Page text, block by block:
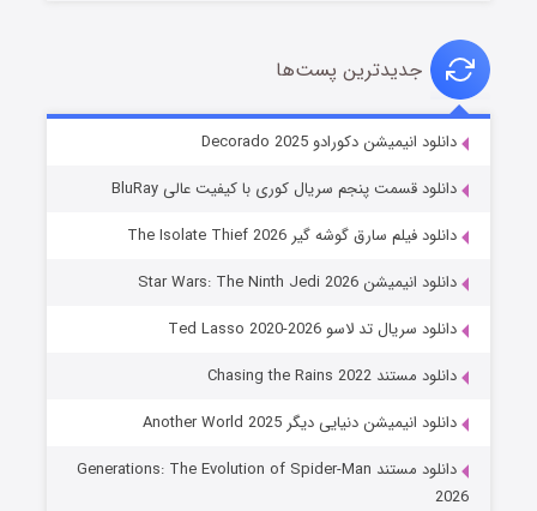
خاندان اژدها فصل ۳
جادوگری در مغولستان
قسمت۱۴ (زیرنویس) منتشر شد
جدیدترین پست‌ها
دانلود انیمیشن دکورادو Decorado 2025
دانلود قسمت پنجم سریال کوری با کیفیت عالی BluRay
دانلود فیلم سارق گوشه گیر The Isolate Thief 2026
دانلود انیمیشن Star Wars: The Ninth Jedi 2026
دانلود سریال تد لاسو Ted Lasso 2020-2026
دانلود مستند Chasing the Rains 2022
دانلود انیمیشن دنیایی دیگر Another World 2025
دانلود مستند Generations: The Evolution of Spider-Man
2026